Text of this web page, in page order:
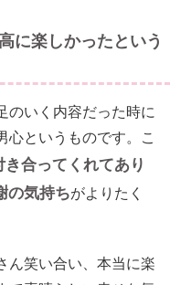
に楽しかったという
のいく内容だった時に
心というものです。こ
き合ってくれてあり
の気持ちがよりたく
ん笑い合い、本当に楽